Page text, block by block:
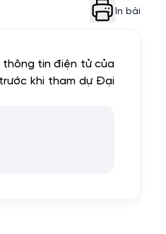
In bài
thông tin điện tử của
khi tham dự Đại